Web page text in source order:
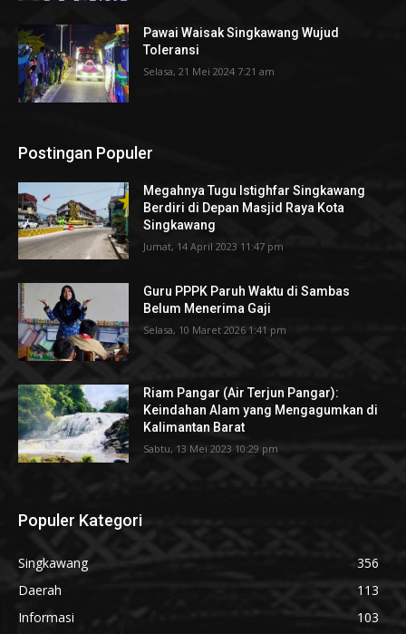
Pawai Waisak Singkawang Wujud
Toleransi
Selasa, 21 Mei 2024 7:21 am
Postingan Populer
Megahnya Tugu Istighfar Singkawang
Berdiri di Depan Masjid Raya Kota
Singkawang
Jumat, 14 April 2023 11:47 pm
Guru PPPK Paruh Waktu di Sambas
Belum Menerima Gaji
Selasa, 10 Maret 2026 1:41 pm
Riam Pangar (Air Terjun Pangar):
Keindahan Alam yang Mengagumkan di
Kalimantan Barat
Sabtu, 13 Mei 2023 10:29 pm
Populer Kategori
Singkawang
356
Daerah
113
Informasi
103